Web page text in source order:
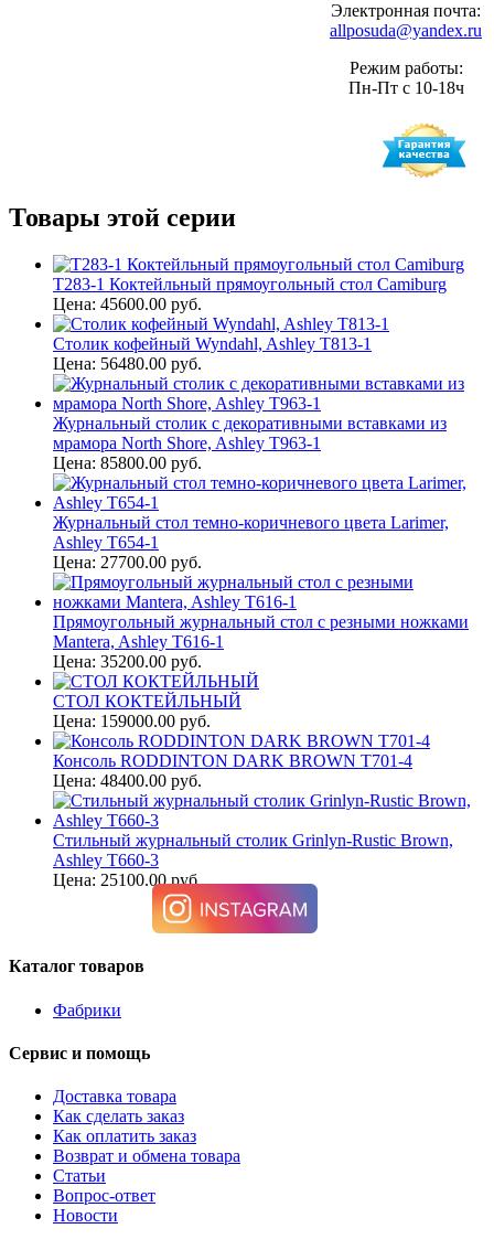
Электронная почта:
allposuda@yandex.ru
Режим работы:
Пн-Пт с 10-18ч
Товары этой серии
T283-1 Коктейльный прямоугольный стол Camiburg
Цена: 45600.00 руб.
Столик кофейный Wyndahl, Ashley T813-1
Цена: 56480.00 руб.
Журнальный столик с декоративными вставками из
мрамора North Shore, Ashley T963-1
Цена: 85800.00 руб.
Журнальный стол темно-коричневого цвета Larimer,
Ashley T654-1
Цена: 27700.00 руб.
Прямоугольный журнальный стол с резными ножками
Mantera, Ashley T616-1
Цена: 35200.00 руб.
СТОЛ КОКТЕЙЛЬНЫЙ
Цена: 159000.00 руб.
Консоль RODDINTON DARK BROWN T701-4
Цена: 48400.00 руб.
Стильный журнальный столик Grinlyn-Rustic Brown,
Ashley T660-3
Цена: 25100.00 руб.
Каталог товаров
Фабрики
Сервис и помощь
Доставка товара
Как сделать заказ
Как оплатить заказ
Возврат и обмена товара
Статьи
Вопрос-ответ
Новости